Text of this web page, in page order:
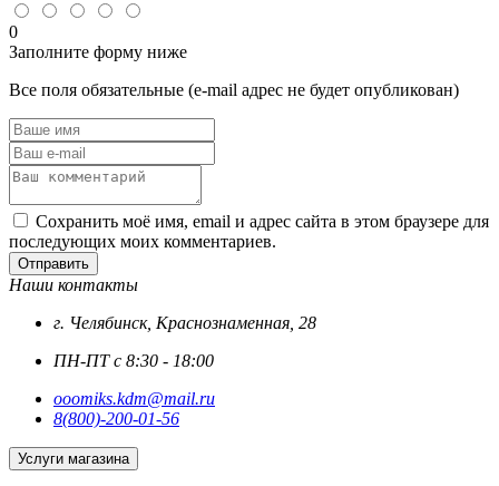
0
Заполните форму ниже
Все поля обязательные (e-mail адрес не будет опубликован)
Сохранить моё имя, email и адрес сайта в этом браузере для
последующих моих комментариев.
Отправить
Наши контакты
г. Челябинск, Краснознаменная, 28
ПН-ПТ с 8:30 - 18:00
ooomiks.kdm@mail.ru
8(800)-200-01-56
Услуги магазина